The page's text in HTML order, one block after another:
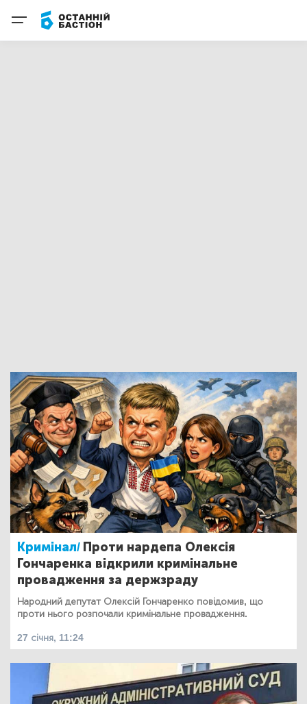
Кримінал/ Проти нардепа Олексія
Гончаренка відкрили кримінальне
провадження за держзраду
Народний депутат Олексій Гончаренко повідомив, що
проти нього розпочали кримінальне провадження.
27 січня, 11:24